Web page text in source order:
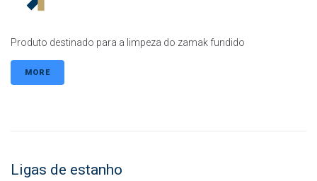
Produto destinado para a limpeza do zamak fundido
MORE
Ligas de estanho